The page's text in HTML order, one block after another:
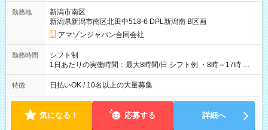
☆Amazon直雇用で安定して働けます！ 【試用期間】試用期間
あり 試用期間の長さ：1週間 雇用形態、給与は本採用時と同じ
です。
勤務地
新潟市南区
新潟県新潟市南区北田中518-6 DPL新潟南 B区画
アマゾンジャパン合同会社
勤務時間
シフト制
1日あたりの実働時間：最大8時間/日 シフト例 ・8時～17時 ・
12時～21時
特徴 日払いOK / 10名以上の大量募集
気になる！ 応募する 詳細へ